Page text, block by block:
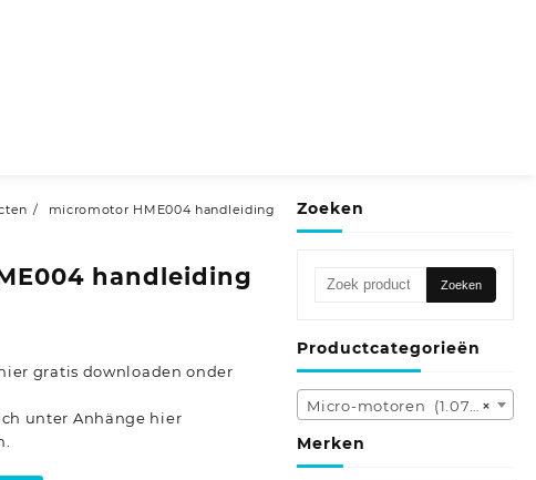
micromotor HME004 handleiding
handleiding
gratis downloaden onder
unter Anhänge hier
Zoeken
Zoeken
Zoeken
Productcategorieën
×
Micro-motoren (1.078)
Merken